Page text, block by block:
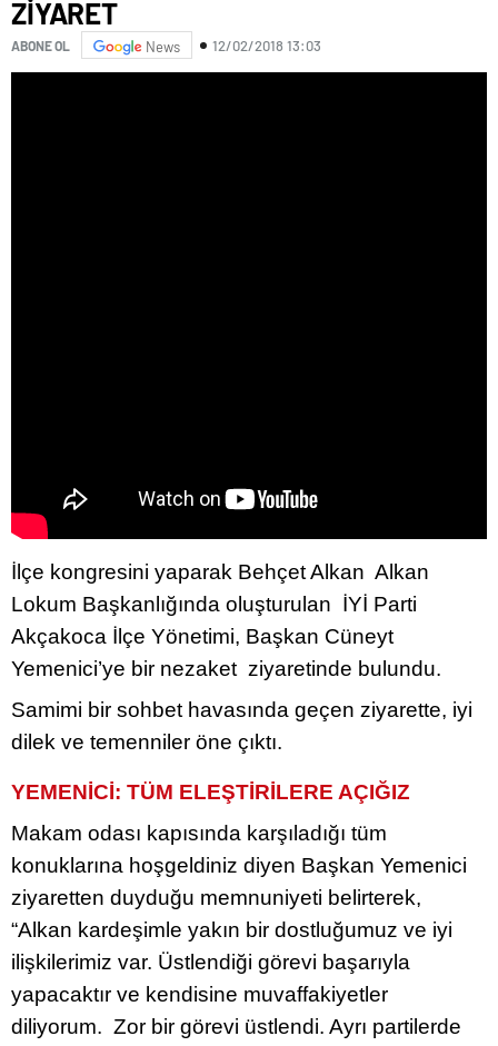
ZİYARET
ABONE OL News 12/02/2018 13:03
İlçe kongresini yaparak Behçet Alkan Alkan
Lokum Başkanlığında oluşturulan İYİ Parti
Akçakoca İlçe Yönetimi, Başkan Cüneyt
Yemenici’ye bir nezaket ziyaretinde bulundu.
Samimi bir sohbet havasında geçen ziyarette, iyi
dilek ve temenniler öne çıktı.
YEMENİCİ: TÜM ELEŞTİRİLERE AÇIĞIZ
Makam odası kapısında karşıladığı tüm
konuklarına hoşgeldiniz diyen Başkan Yemenici
ziyaretten duyduğu memnuniyeti belirterek,
“Alkan kardeşimle yakın bir dostluğumuz ve iyi
ilişkilerimiz var. Üstlendiği görevi başarıyla
yapacaktır ve kendisine muvaffakiyetler
diliyorum. Zor bir görevi üstlendi. Ayrı partilerde